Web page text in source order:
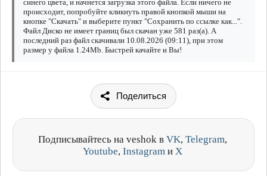
синего цвета, и начнется загрузка этого файла. Если ничего не
происходит, попробуйте кликнуть правой кнопкой мыши на
кнопке "Скачать" и выберите пункт "Сохранить по ссылке как...".
Файл Диско не имеет границ был скачан уже 581 раз(а). А
последний раз файл скачивали 10.08.2026 (09:11), при этом
размер у файла 1.24Mb. Быстрей качайте и Вы!
Поделиться
Подписывайтесь на veshok в VK, Telegram,
Youtube, Instagram и X